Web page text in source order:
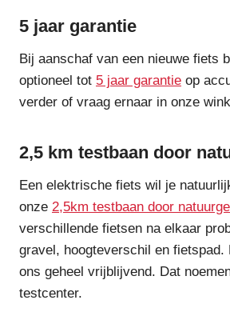
5 jaar garantie
Bij aanschaf van een nieuwe fiets
optioneel tot 5 jaar garantie op
verder of vraag ernaar in onze
2,5 km testbaan door
Een elektrische fiets wil je
onze 2,5km testbaan door
verschillende fietsen na elkaar
gravel, hoogteverschil en fietspad.
ons geheel vrijblijvend. Dat
testcenter.